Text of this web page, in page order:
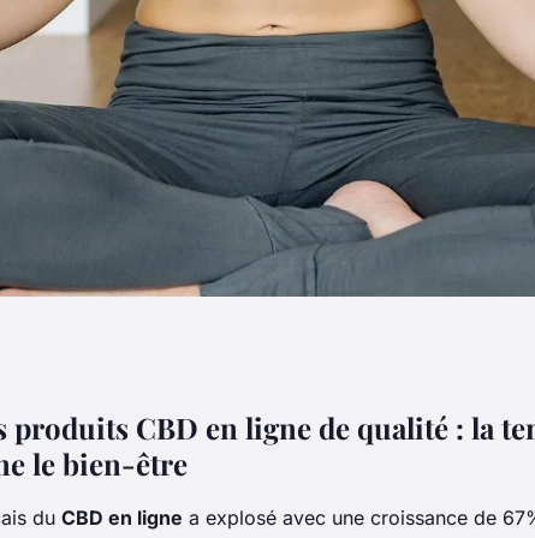
10 des sites à
produits CBD en ligne de qualité : la
le bien-être
du CBD en ligne a explosé avec une croissance de